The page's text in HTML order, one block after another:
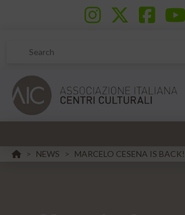
Search
HOME
> NEWS > MARCELO CESENA IS BACK!